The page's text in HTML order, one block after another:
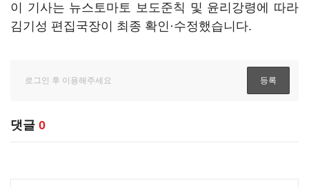
이 기사는 뉴스토마토 보도준칙 및 윤리강령에 따라
김기성 편집국장이 최종 확인·수정했습니다.
댓글 0